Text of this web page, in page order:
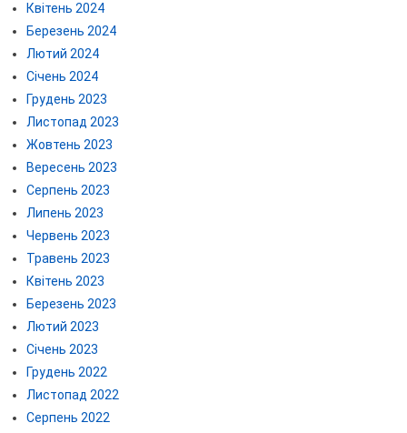
Квітень 2024
Березень 2024
Лютий 2024
Січень 2024
Грудень 2023
Листопад 2023
Жовтень 2023
Вересень 2023
Серпень 2023
Липень 2023
Червень 2023
Травень 2023
Квітень 2023
Березень 2023
Лютий 2023
Січень 2023
Грудень 2022
Листопад 2022
Серпень 2022